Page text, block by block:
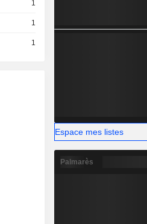
1
1
1
Espace mes listes
Palmarès